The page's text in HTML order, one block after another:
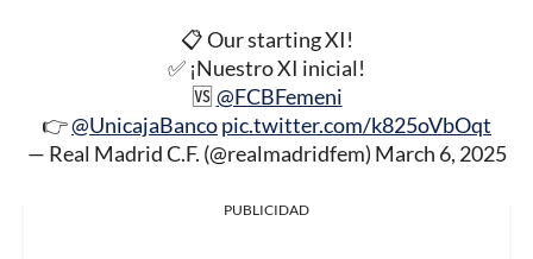
📋 Our starting XI!
✅ ¡Nuestro XI inicial!
🆚 @FCBFemeni
👉@UnicajaBancopic.twitter.com/k825oVbOqt
— Real Madrid C.F. (@realmadridfem) March 6, 2025
PUBLICIDAD